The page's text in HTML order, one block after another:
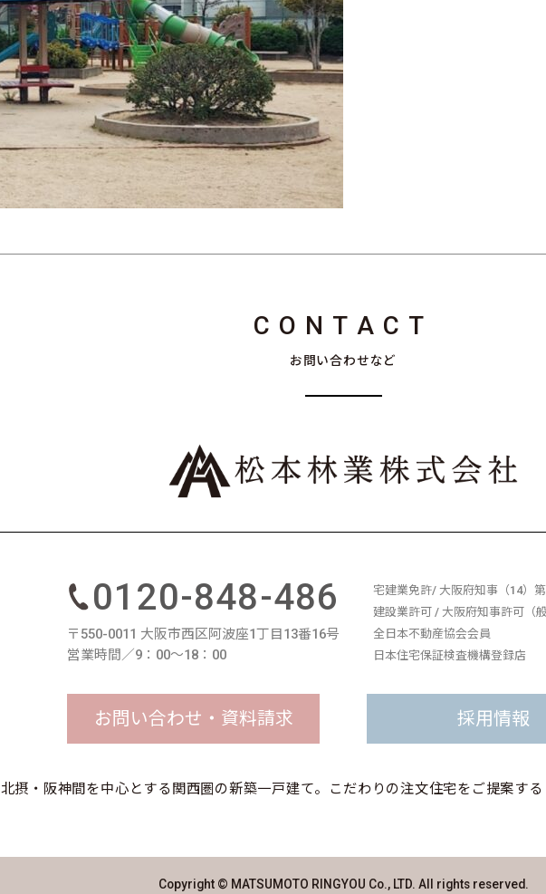
CONTACT
お問い合わせなど
0120-848-486
〒550-0011 大阪市西区阿波座1丁目13番16号
営業時間／9：00〜18：00
宅建業免許/ 大阪府知事（14）
建設業許可 / 大阪府知事許可（
全日本不動産協会会員
日本住宅保証検査機構登録店
お問い合わせ・資料請求 採用情報
北摂・阪神間を中心とする関西圏の新築一戸建て。 こだわりの注文住宅をご提案す
Copyright © MATSUMOTO RINGYOU Co., LTD. All rights reserved.